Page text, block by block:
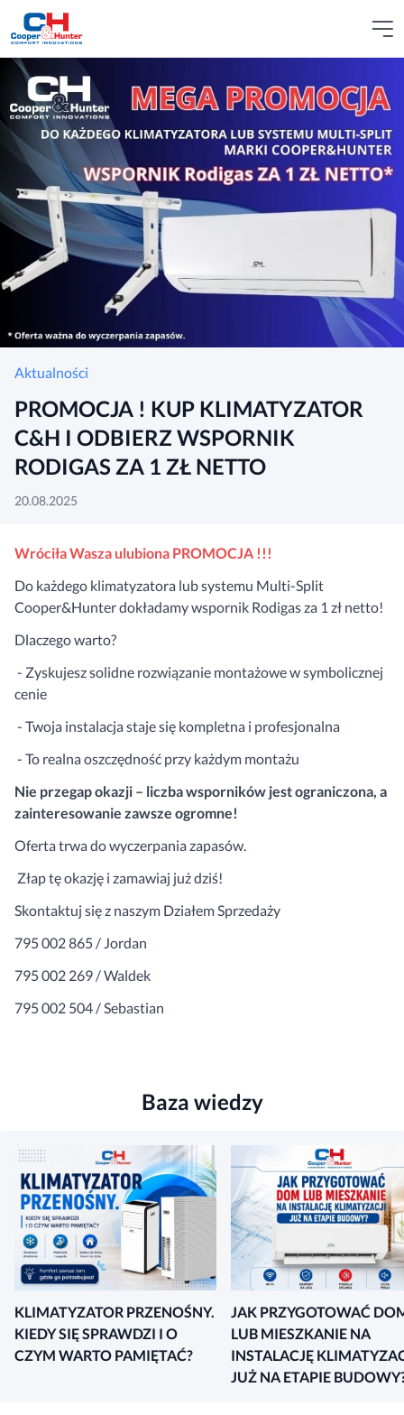
Aktualności
PROMOCJA ! KUP KLIMATYZATOR
C&H I ODBIERZ WSPORNIK
RODIGAS ZA 1 ZŁ NETTO
20.08.2025
Wróciła Wasza ulubiona PROMOCJA !!!
Do każdego klimatyzatora lub systemu Multi-Split
Cooper&Hunter dokładamy wspornik Rodigas za 1 zł netto!
Dlaczego warto?
- Zyskujesz solidne rozwiązanie montażowe w symbolicznej
cenie
- Twoja instalacja staje się kompletna i profesjonalna
- To realna oszczędność przy każdym montażu
Nie przegap okazji – liczba wsporników jest ograniczona, a
zainteresowanie zawsze ogromne!
Oferta trwa do wyczerpania zapasów.
Złap tę okazję i zamawiaj już dziś!
Skontaktuj się z naszym Działem Sprzedaży
795 002 865 / Jordan
795 002 269 / Waldek
795 002 504 / Sebastian
Baza wiedzy
KLIMATYZATOR PRZENOŚNY.
KIEDY SIĘ SPRAWDZI I O
CZYM WARTO PAMIĘTAĆ?
JAK PRZYGOTOWAĆ
LUB MIESZKANIE NA
INSTALACJĘ
JUŻ NA ETAPIE